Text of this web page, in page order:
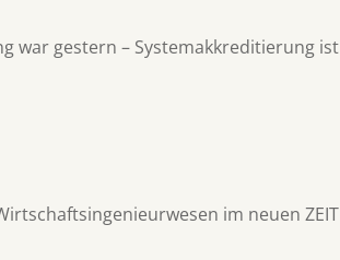
war gestern – Systemakkreditierung ist
im neuen ZEIT